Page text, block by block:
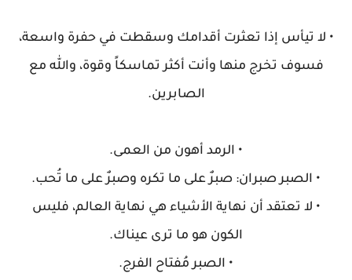
• لا تيأس إذا تعثرت أقدامك وسقطت في حفرة واسعة،
فسوف تخرج منها وأنت أكثر تماسكاً وقوة، والله مع
الصابرين.
• الرمد أهون من العمى.
• الصبر صبران: صبرٌ على ما تكره وصبرٌ على ما تُحب.
• لا تعتقد أن نهاية الأشياء هي نهاية العالم، فليس
الكون هو ما ترى عيناك.
• الصبر مُفتاح الفرج.